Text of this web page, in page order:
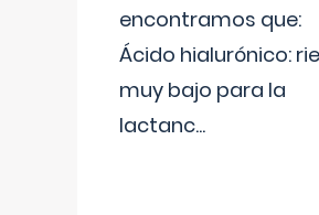
encontramos que:
Ácido hialurónico:
muy bajo para la
lactanc...